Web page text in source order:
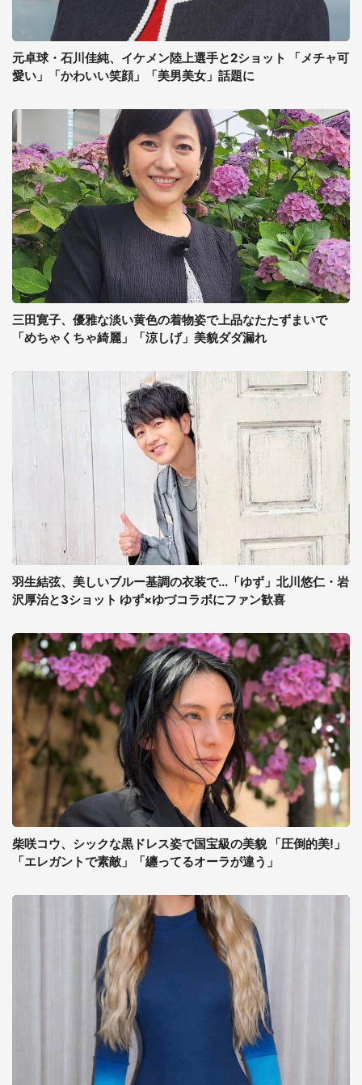
元卓球・石川佳純、イケメン陸上選手と2ショット 「メチャ可
愛い」「かわいい笑顔」「美男美女」話題に
三田寛子、優雅な淡い黄色の着物姿で上品なたたずまいで
「めちゃくちゃ綺麗」「涼しげ」美貌ダダ漏れ
羽生結弦、美しいブルー基調の衣装で...「ゆず」北川悠仁・岩
沢厚治と3ショット ゆず×ゆづコラボにファン歓喜
柴咲コウ、シックな黒ドレス姿で国宝級の美貌 「圧倒的美!」
「エレガントで素敵」「纏ってるオーラが違う」